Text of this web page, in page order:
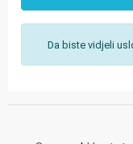
Da biste vidjeli